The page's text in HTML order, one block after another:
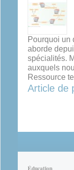
Pourquoi un
aborde
spécialités.
auxquels
Ressource
Article de
Éducation